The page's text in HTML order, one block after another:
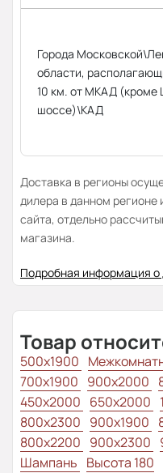
Города
области,
10 км. от МКАД (кроме
шоссе)\КАД
Доставка в регионы
дилера в данном регионе
сайта, отдельно
магазина.
Подробная информация о
Товар
500x1900
700x1900 900x2000
450x2000 650x2000
800x2300 900x1900
800x2200 900x2300
Шампань Высота 180